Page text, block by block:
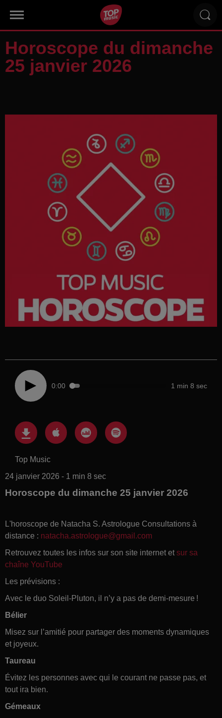
Horoscope du dimanche
25 janvier 2026
0:00 1 min 8 sec
Top Music
24 janvier 2026 - 1 min 8 sec
Horoscope du dimanche 25 janvier 2026
L'horoscope de Natacha S. Astrologue Consultations à
distance : natacha.astrologue@gmail.com
Retrouvez toutes les infos sur son site internet et sur sa
chaîne YouTube
Les prévisions :
Avec le duo Soleil-Pluton, il n’y a pas de demi-mesure !
Bélier
Misez sur l’amitié pour partager des moments dynamiques
et joyeux.
Taureau
Évitez les personnes avec qui le courant ne passe pas, et
tout ira bien.
Gémeaux